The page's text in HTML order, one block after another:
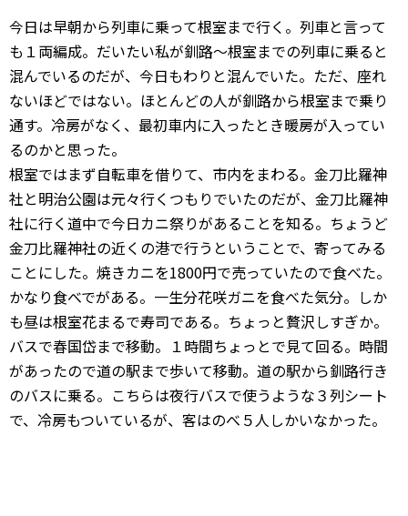
今日は早朝から列車に乗って根室まで行く。列車と言って
も１両編成。だいたい私が釧路〜根室までの列車に乗ると
混んでいるのだが、今日もわりと混んでいた。ただ、座れ
ないほどではない。ほとんどの人が釧路から根室まで乗り
通す。冷房がなく、最初車内に入ったとき暖房が入ってい
るのかと思った。
根室ではまず自転車を借りて、市内をまわる。金刀比羅神
社と明治公園は元々行くつもりでいたのだが、金刀比羅神
社に行く道中で今日カニ祭りがあることを知る。ちょうど
金刀比羅神社の近くの港で行うということで、寄ってみる
ことにした。焼きカニを1800円で売っていたので食べた。
かなり食べでがある。一生分花咲ガニを食べた気分。しか
も昼は根室花まるで寿司である。ちょっと贅沢しすぎか。
バスで春国岱まで移動。１時間ちょっとで見て回る。時間
があったので道の駅まで歩いて移動。道の駅から釧路行き
のバスに乗る。こちらは夜行バスで使うような３列シート
で、冷房もついているが、客はのべ５人しかいなかった。